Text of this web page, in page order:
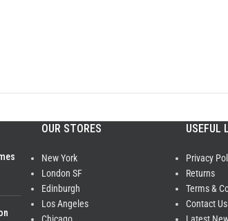
OUR STORES
New York
London SF
Edinburgh
Los Angeles
Chicago
USEFUL
Privacy
Returns
Terms &
Contact Us
Latest